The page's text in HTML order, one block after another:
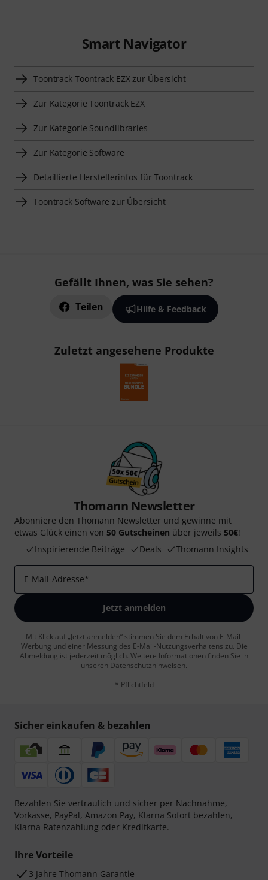
Smart Navigator
Toontrack Toontrack EZX zur Übersicht
Zur Kategorie Toontrack EZX
Zur Kategorie Soundlibraries
Zur Kategorie Software
Detaillierte Herstellerinfos für Toontrack
Toontrack Software zur Übersicht
Gefällt Ihnen, was Sie sehen?
Teilen Hilfe & Feedback
Zuletzt angesehene Produkte
Thomann Newsletter
Abonniere den Thomann Newsletter und gewinne mit
etwas Glück einen von 50 Gutscheinen über jeweils 50€!
Inspirierende Beiträge
Deals Thomann Insights
E-Mail-Adresse*
Jetzt anmelden
Mit Klick auf „Jetzt anmelden“ stimmen Sie dem Erhalt von E-Mail-
Werbung und einer Messung des E-Mail-Nutzungsverhaltens zu. Die
Abmeldung ist jederzeit möglich. Weitere Informationen finden Sie in
unseren Datenschutzhinweisen.
* Pflichtfeld
Sicher einkaufen & bezahlen
Bezahlen Sie vertraulich und sicher per Nachnahme,
Vorkasse, PayPal, Amazon Pay, Klarna Sofort bezahlen,
Klarna Ratenzahlung oder Kreditkarte.
Ihre Vorteile
3 Jahre Thomann Garantie